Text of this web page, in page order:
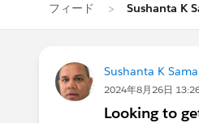
フィード Sushanta K
Sushanta K
2024年8月26日
Looking to